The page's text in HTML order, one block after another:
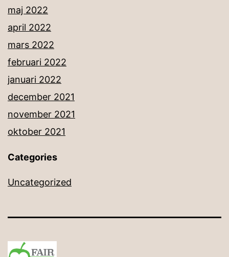
maj 2022
april 2022
mars 2022
februari 2022
januari 2022
december 2021
november 2021
oktober 2021
Categories
Uncategorized